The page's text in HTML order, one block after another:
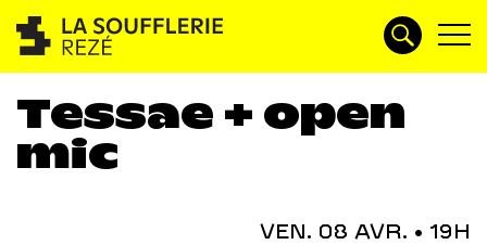
Tessae + open
mic
VEN. 08 AVR. • 19H